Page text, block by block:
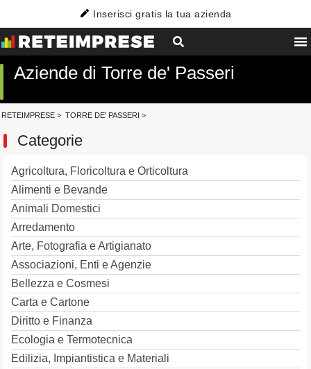
Inserisci gratis la tua azienda
Aziende di Torre de' Passeri
RETEIMPRESE > TORRE DE' PASSERI >
Categorie
Agricoltura, Floricoltura e Orticoltura
Alimenti e Bevande
Animali Domestici
Arredamento
Arte, Fotografia e Artigianato
Associazioni, Enti e Agenzie
Bellezza e Cosmesi
Carta e Cartone
Diritto e Finanza
Ecologia e Termotecnica
Edilizia, Impiantistica e Materiali